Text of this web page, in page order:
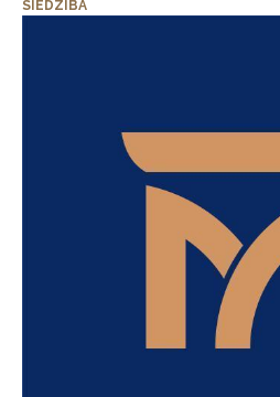
SIEDZIBA